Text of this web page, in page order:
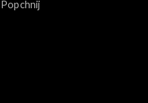
Popchnij